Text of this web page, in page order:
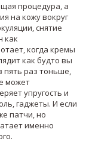
процедура, а
на кожу вокруг
снятие
как
когда кремы
как будто вы
пять раз тоньше,
может
упругость и
гаджеты. И если
патчи, но
именно